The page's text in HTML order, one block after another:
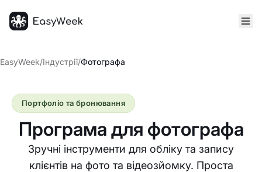
EasyWeek/Індустрії/Фотографа
Програма для фотографа
Зручні інструменти для обліку та запису
клієнтів на фото та відеозйомку. Проста
Портфоліо та бронювання